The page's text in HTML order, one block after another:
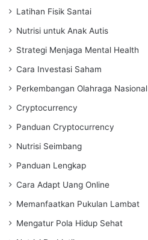
Latihan Fisik Santai
Nutrisi untuk Anak Autis
Strategi Menjaga Mental Health
Cara Investasi Saham
Perkembangan Olahraga Nasional
Cryptocurrency
Panduan Cryptocurrency
Nutrisi Seimbang
Panduan Lengkap
Cara Adapt Uang Online
Memanfaatkan Pukulan Lambat
Mengatur Pola Hidup Sehat